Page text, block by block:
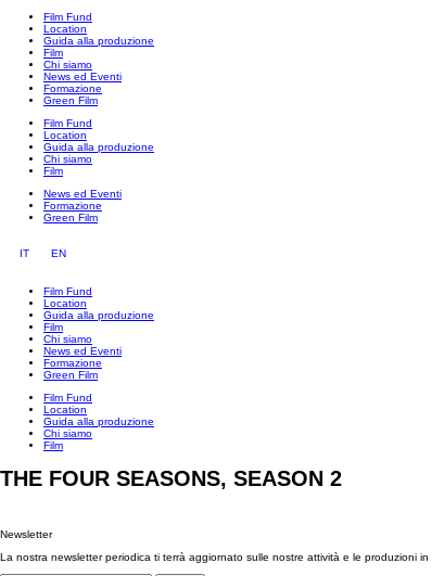
Film Fund
Location
Guida alla produzione
Film
Chi siamo
News ed Eventi
Formazione
Green Film
Film Fund
Location
Guida alla produzione
Chi siamo
Film
News ed Eventi
Formazione
Green Film
IT EN
Film Fund
Location
Guida alla produzione
Film
Chi siamo
News ed Eventi
Formazione
Green Film
Film Fund
Location
Guida alla produzione
Chi siamo
Film
THE FOUR SEASONS, SEASON 2
Newsletter
La nostra newsletter periodica ti terrà aggiornato sulle nostre attività e le produzioni in